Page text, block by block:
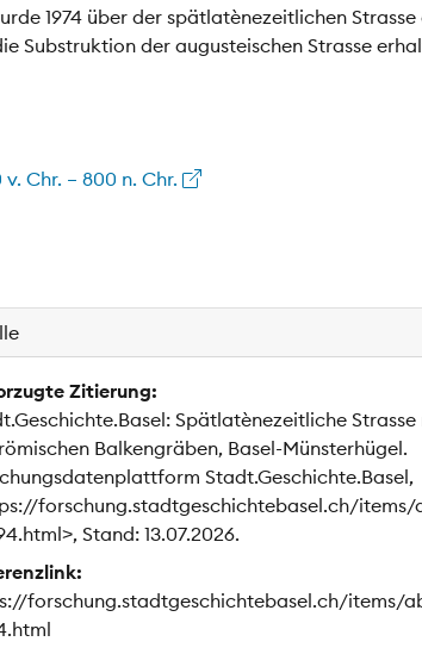
1974 über der spätlatènezeitlichen
Substruktion der augusteischen Strasse
Chr. – 800 n. Chr.
Zitierung:
Spätlatènezeitliche Strasse
Balkengräben, Basel-Münsterhügel.
Stadt.Geschichte.Basel,
forschung.stadtgeschichtebasel.ch/items/
Stand: 13.07.2026.
forschung.stadtgeschichtebasel.ch/items/